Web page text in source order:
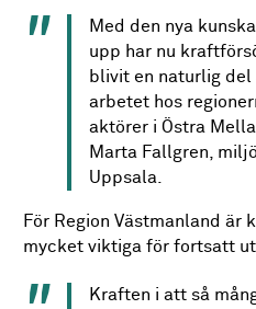
Med den nya
upp har nu
blivit en naturlig
arbetet hos
aktörer i Östra
Marta Fallgren,
Uppsala.
För Region Västmanland
mycket viktiga för fortsatt
Kraften i att så